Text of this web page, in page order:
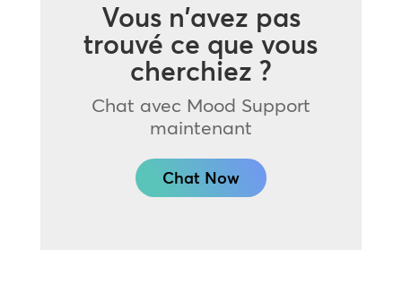
Vous n'avez pas
trouvé ce que vous
cherchiez ?
Chat avec Mood Support
maintenant
Chat Now